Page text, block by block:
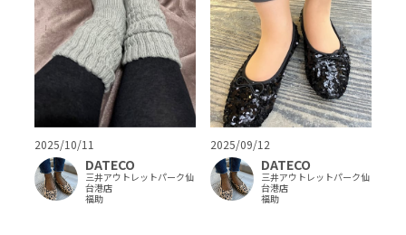
2025/10/11
DATECO
三井アウトレットパーク仙
台港店
福助
2025/09/12
DATECO
三井アウトレットパーク仙
台港店
福助